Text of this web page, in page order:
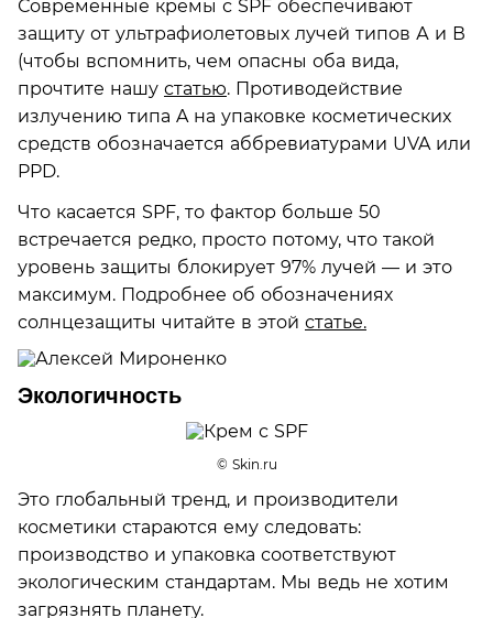
Современные кремы с SPF обеспечивают
защиту от ультрафиолетовых лучей типов А и В
(чтобы вспомнить, чем опасны оба вида,
прочтите нашу статью. Противодействие
излучению типа A на упаковке косметических
средств обозначается аббревиатурами UVA или
PPD.
Что касается SPF, то фактор больше 50
встречается редко, просто потому, что такой
уровень защиты блокирует 97% лучей — и это
максимум. Подробнее об обозначениях
солнцезащиты читайте в этой статье.
Экологичность
© Skin.ru
Это глобальный тренд, и производители
косметики стараются ему следовать:
производство и упаковка соответствуют
экологическим стандартам. Мы ведь не хотим
загрязнять планету.